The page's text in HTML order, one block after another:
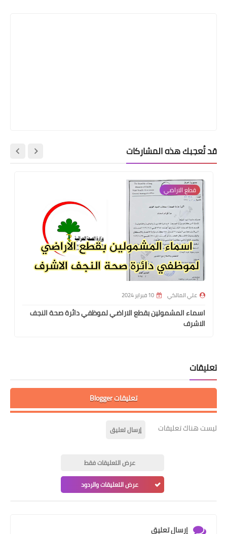
قد تُعجبك هذه المشاركات
قطع الاراضي
علي المالكي 10 فبراير 2024
اسماء المشمولين بقطع الاراضي لموظفي دائرة صحة النجف
الاشرف
تعليقات
تعليقات Blogger
ليست هناك تعليقات إرسال تعليق
عرض التعليقات فقط
عرض التعليقات والردود
إرسال تعليق